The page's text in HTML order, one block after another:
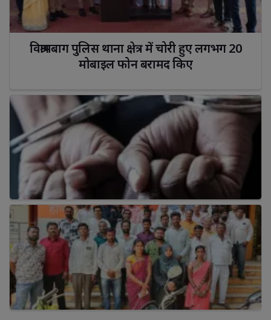
दुष्कर्म के बाद किशोरी की हत्या कर शव कुएं में फेंकने के मामले में
विश्रामबाग पुलिस थाना क्षेत्र में चोरी हुए लगभग 20
मोबाइल फोन बरामद किए
पुणे रेलवे स्टेशन पर एक चार वर्षीय लड़की का अपहरण कर उसके
साथ यौन शोषण